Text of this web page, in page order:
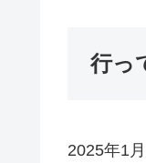
行っ
2025年1